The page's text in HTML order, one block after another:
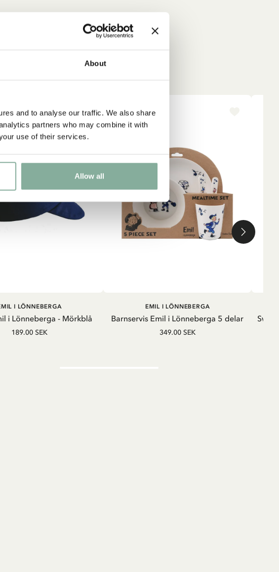
About
and to analyse our traffic. We also share
partners who may combine it with
use of their services.
Allow all
I VARUKORG
i Lönneberga - Mörkblå
I LÖNNEBERGA
189.00 SEK
NYINKOMMET
LÄGG I VARUKORG
Barnservis Emil i Lönneberga 5 delar
EMIL I LÖNNEBERGA
349.00 SEK